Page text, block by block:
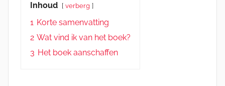
Inhoud verberg
1 Korte samenvatting
2 Wat vind ik van het boek?
3 Het boek aanschaffen